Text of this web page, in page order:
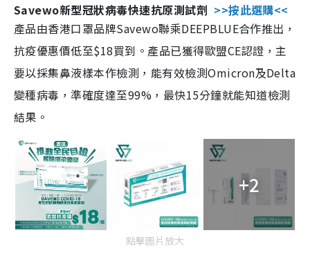
Savewo新型冠狀病毒快速抗原測試劑 >>按此選購<<
產品由香港口罩品牌Savewo聯乘DEEPBLUE合作推出，
抗疫優惠價低至$18買到。產品已獲得歐盟CE認證，主
要以採集鼻液樣本作檢測，能有效檢測Omicron及Delta
變種病毒，準確度達至99%，最快15分鐘就能知道檢測
結果。
+2
點擊圖片放大